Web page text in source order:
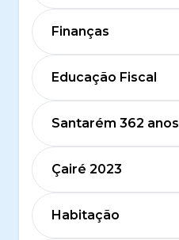
Finanças
Educação Fiscal
Santarém 362 anos
Çairé 2023
Habitação